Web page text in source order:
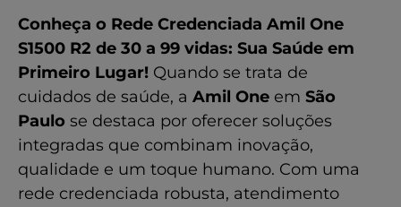
Compare Plano de Saúde
Serviços da Compare
Benefícios imediatos ao
contratar com a Compare
Plano de Saúde
Cobertura Rede Credenciada Amil
One S1500 R2 de 30 a 99 vidas
Conheça o Rede Credenciada Amil One
S1500 R2 de 30 a 99 vidas: Sua Saúde em
Primeiro Lugar! Quando se trata de
cuidados de saúde, a Amil One em São
Paulo se destaca por oferecer soluções
integradas que combinam inovação,
qualidade e um toque humano. Com uma
rede credenciada robusta, atendimento